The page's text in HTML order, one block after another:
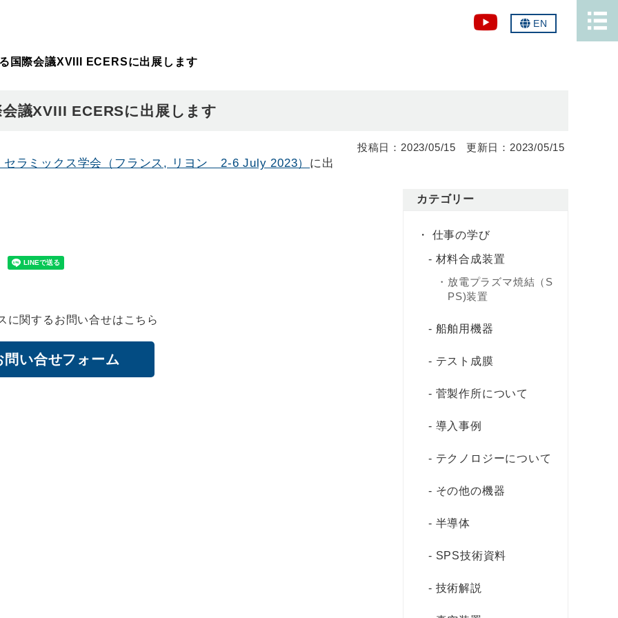
EN
国際会議XVIII ECERSに出展します
議XVIII ECERSに出展します
2023/05/15 2023/05/15
ラミックス学会（フランス, リヨン 2-6 July 2023） に出
に関するお問い合せはこちら
問い合せフォーム
カテゴリー
仕事の学び
材料合成装置
放電プラズマ焼結（S
PS)装置
船舶用機器
テスト成膜
菅製作所について
導入事例
テクノロジーについて
その他の機器
半導体
SPS技術資料
技術解説